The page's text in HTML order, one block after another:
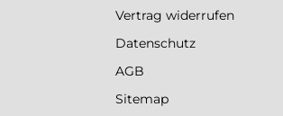
Vertrag widerrufen
Datenschutz
AGB
Sitemap